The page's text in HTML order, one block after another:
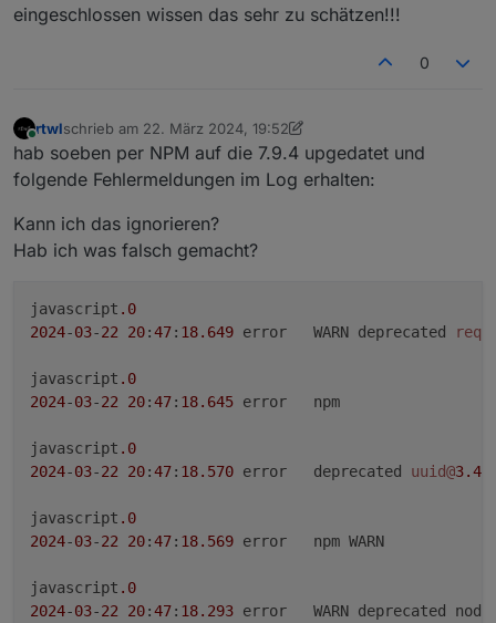
eingeschlossen wissen das sehr zu schätzen!!!
0
Online
rtwlschrieb am 22. März 2024, 19:52
zuletzt editiert von rtwl
hab soeben per NPM auf die 7.9.4 upgedatet und
folgende Fehlermeldungen im Log erhalten:
Kann ich das ignorieren?
Hab ich was falsch gemacht?
javascript .0
2024-03-22 20:47: 18.649
	error	WARN deprecated
javascript .0
2024-03-22 20:47: 18.645
javascript .0
2024-03-22 20:47: 18.570
	error	deprecated
uuid@3.4
javascript .0
2024-03-22 20:47: 18.569
javascript .0
2024-03-22 20:47: 18.293
error	WARN deprecated